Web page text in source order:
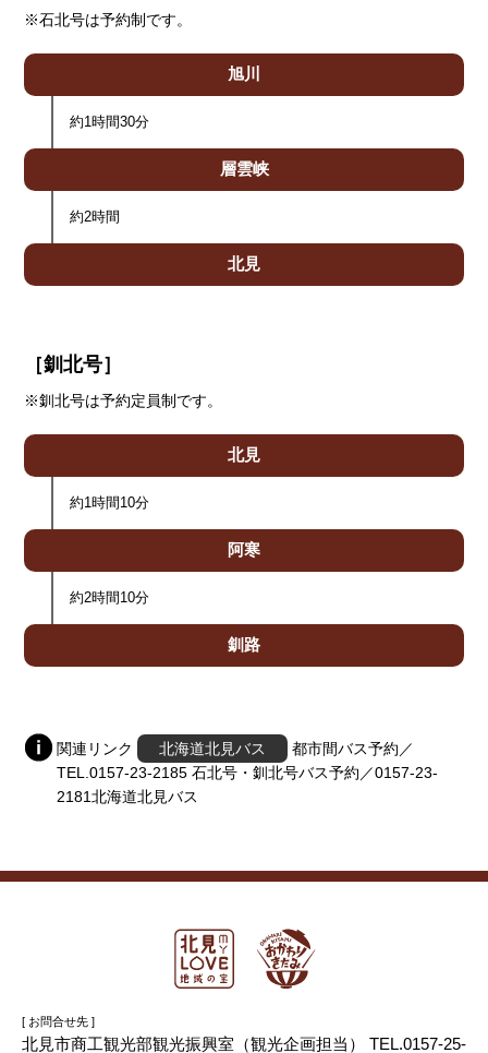
※石北号は予約制です。
旭川
約1時間30分
層雲峡
約2時間
北見
［釧北号］
※釧北号は予約定員制です。
北見
約1時間10分
阿寒
約2時間10分
釧路
関連リンク 北海道北見バス
都市間バス予約／
TEL.0157-23-2185 石北号・釧北号バス予約／0157-23-
2181北海道北見バス
[ お問合せ先 ]
北見市商工観光部観光振興室（観光企画担当） TEL.0157-25-